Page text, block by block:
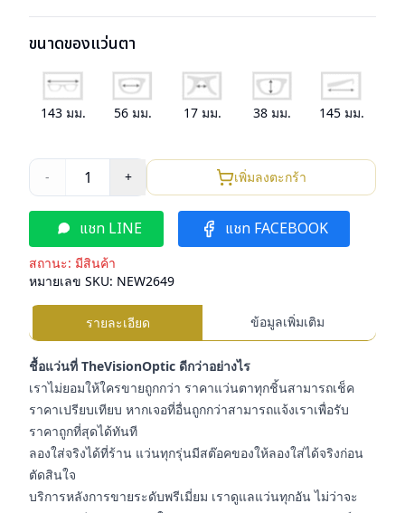
ขนาดของแว่นตา
143 มม. 56 มม. 17มม. 38มม. 145มม.
- 1 + เพิ่มลงตะกร้า
แชท LINE แชท FACEBOOK
สถานะ: มีสินค้า
หมายเลข SKU: NEW2649
รายละเอียด ข้อมูลเพิ่มเติม
ชื้อแว่นที่ TheVisionOptic ดีกว่าอย่างไร
เราไม่ยอมให้ใครขายถูกกว่า ราคาแว่นตาทุกชิ้นสามารถเช็ค
ราคาเปรียบเทียบ หากเจอที่อื่นถูกกว่าสามารถแจ้งเราเพื่อรับ
ราคาถูกที่สุดได้ทันที
ลองใส่จริงได้ที่ร้าน แว่นทุกรุ่นมีสต๊อคของให้ลองใส่ได้จริงก่อน
ตัดสินใจ
บริการหลังการขายระดับพรีเมี่ยม เราดูแลแว่นทุกอัน ไม่ว่าจะ